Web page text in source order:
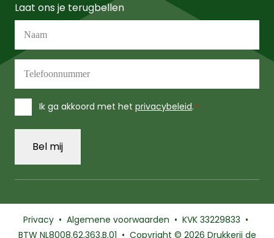
Laat ons je terugbellen
Instemming
Ik ga akkoord met het privacybeleid. *
Privacy • Algemene voorwaarden • KVK 33229833 •
BTW NL8008.62.363.B.01 • Copyright © 2026 Drukkerij de